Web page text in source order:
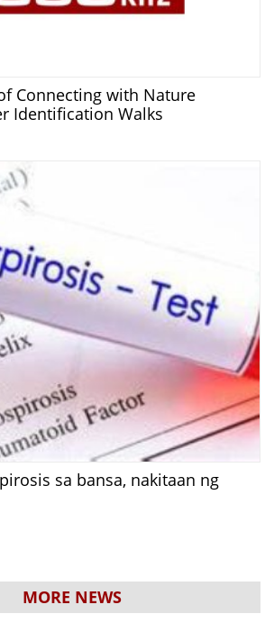
Connecting with Nature
Identification Walks
sa bansa, nakitaan ng
MORE NEWS